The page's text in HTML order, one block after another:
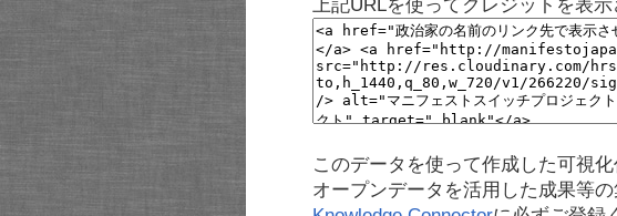
上記URLを使ってクレジットを表
このデータを使って作成した可視
オープンデータを活用した成果等の